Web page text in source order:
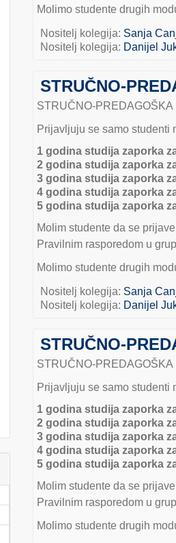
Molimo studente drugih
Nositelj kolegija: Sanja
Nositelj kolegija: Danijel
STRUČNO-
STRUČNO-
Prijavljuju se samo studenti
1 godina studija zaporka
2 godina studija zaporka
3 godina studija zaporka
4 godina studija zaporka
5 godina studija zaporka
Molim studente da se
Pravilnim rasporedom u
Molimo studente drugih
Nositelj kolegija: Sanja
Nositelj kolegija: Danijel
STRUČNO-
STRUČNO-
Prijavljuju se samo studenti
1 godina studija zaporka
2 godina studija zaporka
3 godina studija zaporka
4 godina studija zaporka
5 godina studija zaporka
Molim studente da se
Pravilnim rasporedom u
Molimo studente drugih